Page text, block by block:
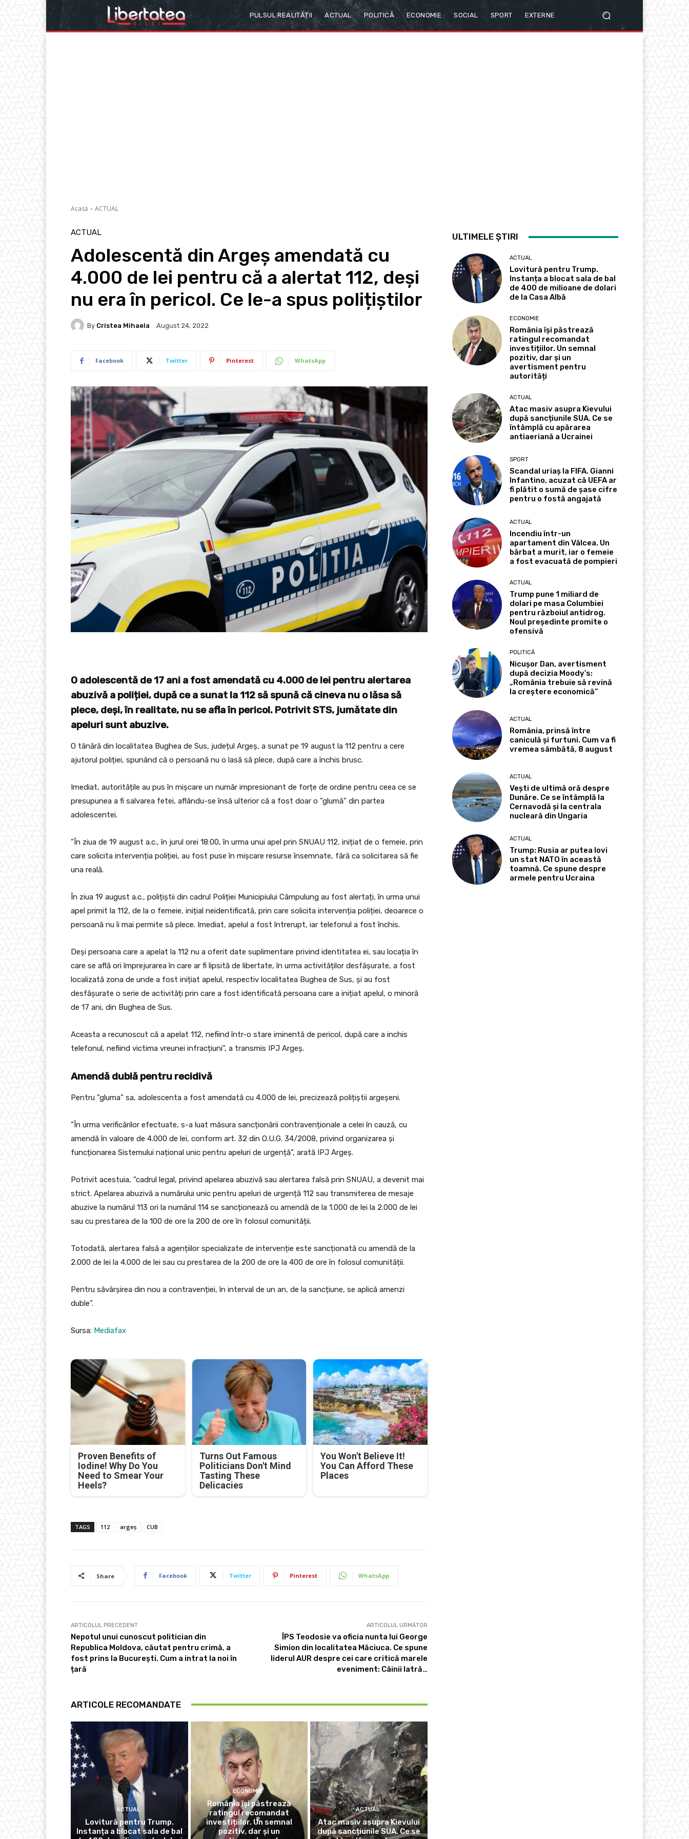
PULSUL REALITĂȚII ACTUAL POLITICĂ ECONOMIE SOCIAL SPORT EXTERNE
Acasă ACTUAL
ACTUAL
Adolescentă din Argeș amendată cu
4.000 de lei pentru că a alertat 112, deși
nu era în pericol. Ce le-a spus polițiștilor
By Cristea Mihaela August 24, 2022
Facebook Twitter Pinterest WhatsApp
O adolescentă de 17 ani a fost amendată cu 4.000 de lei pentru alertarea
abuzivă a poliției, după ce a sunat la 112 să spună că cineva nu o lăsa să
plece, deși, în realitate, nu se afla în pericol. Potrivit STS, jumătate din
apeluri sunt abuzive.
O tânără din localitatea Bughea de Sus, județul Argeș, a sunat pe 19 august la 112 pentru a cere
ajutorul poliției, spunând că o persoană nu o lasă să plece, după care a închis brusc.
Imediat, autoritățile au pus în mișcare un număr impresionant de forțe de ordine pentru ceea ce se
presupunea a fi salvarea fetei, aflându-se însă ulterior că a fost doar o ”glumă” din partea
adolescentei.
”În ziua de 19 august a.c., în jurul orei 18:00, în urma unui apel prin SNUAU 112, inițiat de o femeie, prin
care solicita intervenția poliției, au fost puse în mișcare resurse însemnate, fără ca solicitarea să fie
una reală.
În ziua 19 august a.c., polițiștii din cadrul Poliției Municipiului Câmpulung au fost alertați, în urma unui
apel primit la 112, de la o femeie, inițial neidentificată, prin care solicita intervenția poliției, deoarece o
persoană nu îi mai permite să plece. Imediat, apelul a fost întrerupt, iar telefonul a fost închis.
Deși persoana care a apelat la 112 nu a oferit date suplimentare privind identitatea ei, sau locația în
care se află ori împrejurarea în care ar fi lipsită de libertate, în urma activităților desfășurate, a fost
localizată zona de unde a fost inițiat apelul, respectiv localitatea Bughea de Sus, și au fost
desfășurate o serie de activități prin care a fost identificată persoana care a inițiat apelul, o minoră
de 17 ani, din Bughea de Sus.
Aceasta a recunoscut că a apelat 112, nefiind într-o stare iminentă de pericol, după care a inchis
telefonul, nefiind victima vreunei infracțiuni”, a transmis IPJ Argeș.
Amendă dublă pentru recidivă
Pentru ”gluma” sa, adolescenta a fost amendată cu 4.000 de lei, precizează polițiștii argeșeni.
”În urma verificărilor efectuate, s-a luat măsura sancționării contravenționale a celei în cauză, cu
amendă în valoare de 4.000 de lei, conform art. 32 din O.U.G. 34/2008, privind organizarea și
funcționarea Sistemului național unic pentru apeluri de urgență”, arată IPJ Argeș.
Potrivit acestuia, ”cadrul legal, privind apelarea abuzivă sau alertarea falsă prin SNUAU, a devenit mai
strict. Apelarea abuzivă a numărului unic pentru apeluri de urgență 112 sau transmiterea de mesaje
abuzive la numărul 113 ori la numărul 114 se sancționează cu amendă de la 1.000 de lei la 2.000 de lei
sau cu prestarea de la 100 de ore la 200 de ore în folosul comunității.
Totodată, alertarea falsă a agențiilor specializate de intervenție este sancționată cu amendă de la
2.000 de lei la 4.000 de lei sau cu prestarea de la 200 de ore la 400 de ore în folosul comunității.
Pentru săvârșirea din nou a contravenției, în interval de un an, de la sancțiune, se aplică amenzi
duble”.
Sursa: Mediafax
Proven Benefits of
Iodine! Why Do You
Need to Smear Your
Heels?
Turns Out Famous
Politicians Don't Mind
Tasting These
Delicacies
You Won't Believe It!
You Can Afford These
Places
TAGS 112 argeș CUB
Share Facebook Twitter Pinterest WhatsApp
ARTICOLUL PRECEDENT
Nepotul unui cunoscut politician din
Republica Moldova, căutat pentru crimă, a
fost prins la București. Cum a intrat la noi în
țară
ARTICOLUL URMĂTOR
ÎPS Teodosie va oficia nunta lui George
Simion din localitatea Măciuca. Ce spune
liderul AUR despre cei care critică marele
eveniment: Câinii latră…
ARTICOLE RECOMANDATE
ACTUAL
Lovitură pentru Trump.
Instanța a blocat sala de bal
ECONOMIE
România își păstrează
ratingul recomandat
investițiilor. Un semnal
pozitiv, dar și un
ACTUAL
Atac masiv asupra Kievului
după sancțiunile SUA. Ce se
ULTIMELE ȘTIRI
ACTUAL
Lovitură pentru Trump.
Instanța a blocat sala de bal
de 400 de milioane de dolari
de la Casa Albă
ECONOMIE
România își păstrează
ratingul recomandat
investițiilor. Un semnal
pozitiv, dar și un
avertisment pentru
autorități
ACTUAL
Atac masiv asupra Kievului
după sancțiunile SUA. Ce se
întâmplă cu apărarea
antiaeriană a Ucrainei
SPORT
Scandal uriaș la FIFA. Gianni
Infantino, acuzat că UEFA ar
fi plătit o sumă de șase cifre
pentru o fostă angajată
ACTUAL
Incendiu într-un
apartament din Vâlcea. Un
bărbat a murit, iar o femeie
a fost evacuată de pompieri
ACTUAL
Trump pune 1 miliard de
dolari pe masa Columbiei
pentru războiul antidrog.
Noul președinte promite o
ofensivă
POLITICĂ
Nicușor Dan, avertisment
după decizia Moody’s:
„România trebuie să revină
la creștere economică”
ACTUAL
România, prinsă între
caniculă și furtuni. Cum va fi
vremea sâmbătă, 8 august
ACTUAL
Vești de ultimă oră despre
Dunăre. Ce se întâmplă la
Cernavodă și la centrala
nucleară din Ungaria
ACTUAL
Trump: Rusia ar putea lovi
un stat NATO în această
toamnă. Ce spune despre
armele pentru Ucraina